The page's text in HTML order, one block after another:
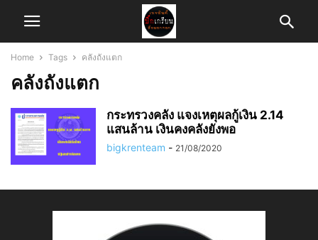
Home Tags คลังถังแตก
คลังถังแตก
กระทรวงคลัง แจงเหตุผลกู้เงิน 2.14
แสนล้าน เงินคงคลังยังพอ
bigkrenteam - 21/08/2020